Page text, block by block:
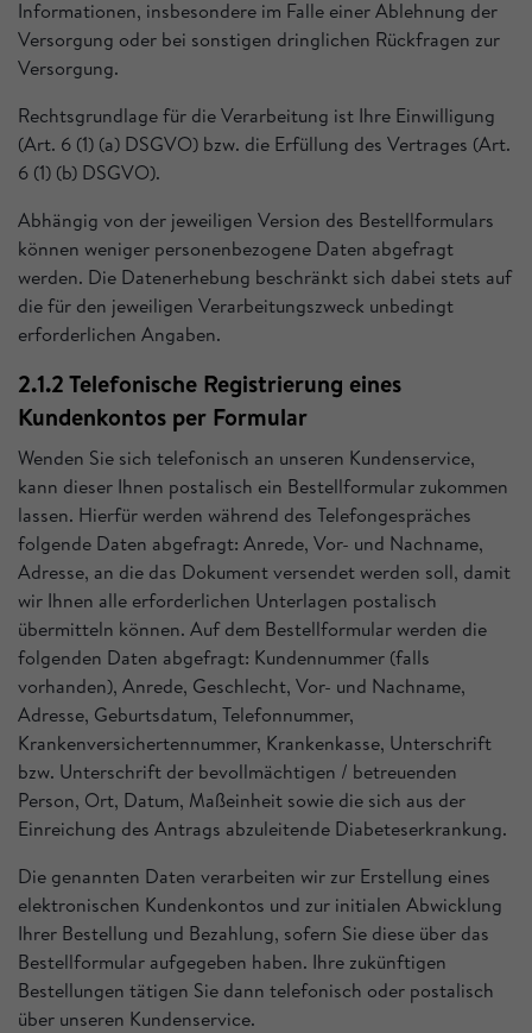
Informationen, insbesondere im Falle einer Ablehnung der
Versorgung oder bei sonstigen dringlichen Rückfragen zur
Versorgung.
Rechtsgrundlage für die Verarbeitung ist Ihre Einwilligung
(Art. 6 (1) (a) DSGVO) bzw. die Erfüllung des Vertrages (Art.
6 (1) (b) DSGVO).
Abhängig von der jeweiligen Version des Bestellformulars
können weniger personenbezogene Daten abgefragt
werden. Die Datenerhebung beschränkt sich dabei stets auf
die für den jeweiligen Verarbeitungszweck unbedingt
erforderlichen Angaben.
2.1.2 Telefonische Registrierung eines
Kundenkontos per Formular
Wenden Sie sich telefonisch an unseren Kundenservice,
kann dieser Ihnen postalisch ein Bestellformular zukommen
lassen. Hierfür werden während des Telefongespräches
folgende Daten abgefragt: Anrede, Vor- und Nachname,
Adresse, an die das Dokument versendet werden soll, damit
wir Ihnen alle erforderlichen Unterlagen postalisch
übermitteln können. Auf dem Bestellformular werden die
folgenden Daten abgefragt: Kundennummer (falls
vorhanden), Anrede, Geschlecht, Vor- und Nachname,
Adresse, Geburtsdatum, Telefonnummer,
Krankenversichertennummer, Krankenkasse, Unterschrift
bzw. Unterschrift der bevollmächtigen / betreuenden
Person, Ort, Datum, Maßeinheit sowie die sich aus der
Einreichung des Antrags abzuleitende Diabeteserkrankung.
Die genannten Daten verarbeiten wir zur Erstellung eines
elektronischen Kundenkontos und zur initialen Abwicklung
Ihrer Bestellung und Bezahlung, sofern Sie diese über das
Bestellformular aufgegeben haben. Ihre zukünftigen
Bestellungen tätigen Sie dann telefonisch oder postalisch
über unseren Kundenservice.